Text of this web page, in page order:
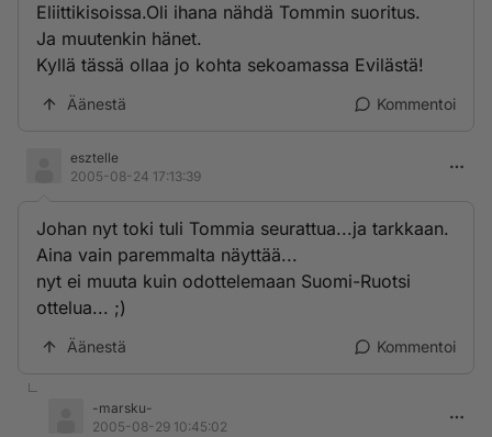
Eliittikisoissa.Oli ihana nähdä Tommin suoritus.
Ja muutenkin hänet.
Kyllä tässä ollaa jo kohta sekoamassa Evilästä!
Äänestä Kommentoi
esztelle
2005-08-24 17:13:39
Johan nyt toki tuli Tommia seurattua...ja tarkkaan.
Aina vain paremmalta näyttää...
nyt ei muuta kuin odottelemaan Suomi-Ruotsi
ottelua... ;)
Äänestä Kommentoi
-marsku-
2005-08-29 10:45:02